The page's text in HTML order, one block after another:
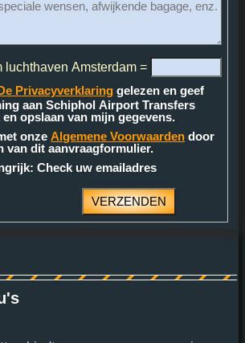
luchthaven Amsterdam =
Privacyverklaringgelezen en geef
aan Schiphol Airport Transfers
opslaan van mijn gegevens.
onzeAlgemene Voorwaarden door
van dit aanvraagformulier.
Check uw emailadres